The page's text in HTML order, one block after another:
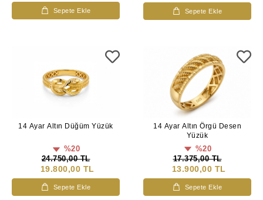
Sepete Ekle Sepete Ekle
14 Ayar Altın Düğüm Yüzük
%20
24.750,00 TL
19.800,00 TL
Sepete Ekle
14 Ayar Altın Örgü Desen
Yüzük
%20
17.375,00 TL
13.900,00 TL
Sepete Ekle